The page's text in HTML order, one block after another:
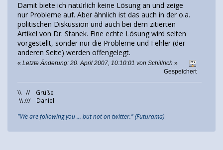
Damit biete ich natürlich keine Lösung an und zeige
nur Probleme auf. Aber ähnlich ist das auch in der o.a.
politischen Diskussion und auch bei dem zitierten
Artikel von Dr. Stanek. Eine echte Lösung wird selten
vorgestellt, sonder nur die Probleme und Fehler (der
anderen Seite) werden offengelegt.
« Letzte Änderung: 20. April 2007, 10:10:01 von Schillrich »
Gespeichert
\\ // Grüße
\\ /// Daniel
"We are following you ... but not on twitter." (Futurama)